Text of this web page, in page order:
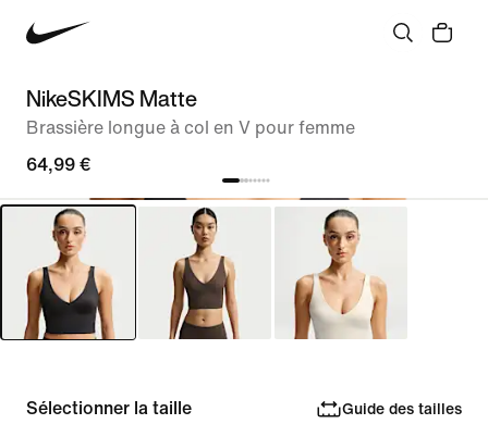
NikeSKIMS Matte
Brassière longue à col en V pour femme
64,99 €
Sélectionner la taille Guide des tailles